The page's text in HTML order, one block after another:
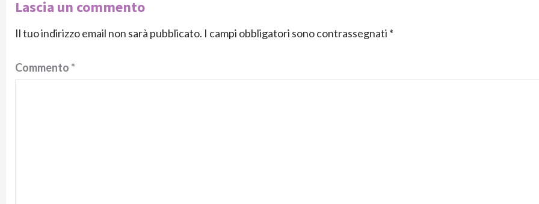
Lascia un commento
Il tuo indirizzo email non sarà pubblicato. I campi obbligatori sono contrassegnati *
Commento*